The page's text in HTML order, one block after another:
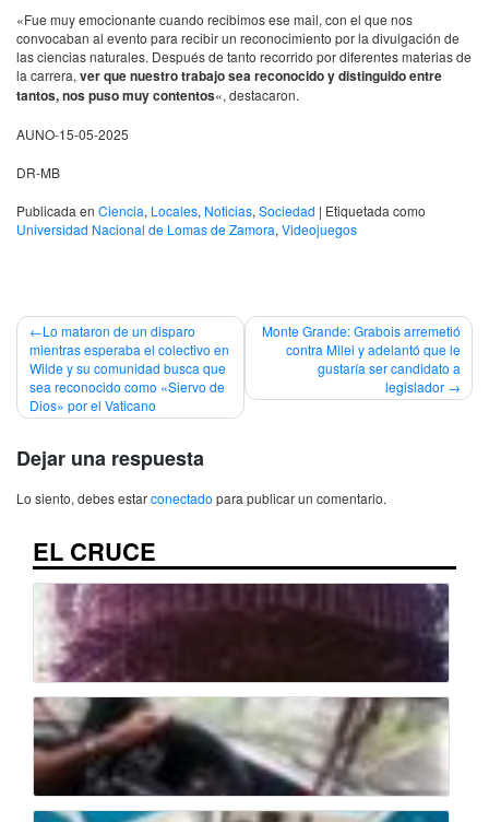
«Fue muy emocionante cuando recibimos ese mail, con el que nos
convocaban al evento para recibir un reconocimiento por la divulgación de
las ciencias naturales. Después de tanto recorrido por diferentes materias de
la carrera,ver que nuestro trabajo sea reconocido y distinguido entre
tantos, nos puso muy contentos«, destacaron.
AUNO-15-05-2025
DR-MB
Publicada en Ciencia, Locales, Noticias,Sociedad | Etiquetada como
Universidad Nacional de Lomas de Zamora,Videojuegos
Navegación
de
entradas
Lo mataron de un disparo
mientras esperaba el colectivo en
Wilde y su comunidad busca que
sea reconocido como «Siervo de
Dios» por el Vaticano
Monte Grande: Grabois arremetió
contra Milei y adelantó que le
gustaría ser candidato a
legislador
Dejar una respuesta
Lo siento, debes estarconectado para publicar un comentario.
EL CRUCE